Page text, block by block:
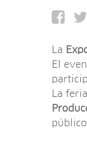
La
El
La